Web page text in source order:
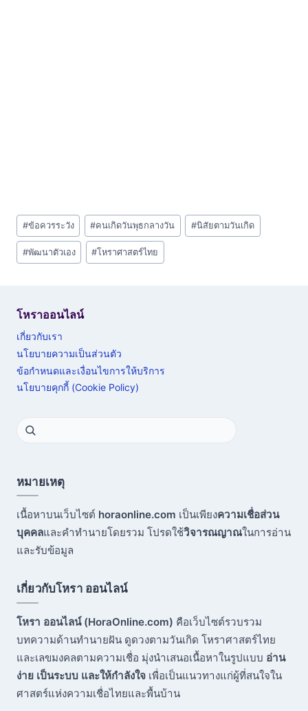
Post
Tags:
#ข้อควรระวัง #คนเกิดวันพุธกลางวัน #นิสัยตามวันเกิด
#พัฒนาตัวเอง #โหราศาสตร์ไทย
โหราออนไลน์
เกี่ยวกับเรา
นโยบายความเป็นส่วนตัว
ข้อกำหนดและเงื่อนไขการให้บริการ
นโยบายคุกกี้ (Cookie Policy)
หมายเหตุ
เนื้อหาบนเว็บไซต์ horaonline.com เป็นเพียงความเชื่อส่วน
บุคคลและคำทำนายโดยรวม โปรดใช้วิจารณญาณในการอ่าน
และรับข้อมูล
เกี่ยวกับโหรา ออนไลน์
โหรา ออนไลน์ (HoraOnline.com) คือเว็บไซต์รวบรวม
บทความด้านทำนายฝัน ดูดวงตามวันเกิด โหราศาสตร์ไทย
และเลขมงคลตามความเชื่อ มุ่งนำเสนอเนื้อหาในรูปแบบ อ่าน
ง่าย เป็นระบบ และให้กำลังใจ เพื่อเป็นแนวทางแก่ผู้ที่สนใจใน
ศาสตร์แห่งความเชื่อไทยและพื้นบ้าน